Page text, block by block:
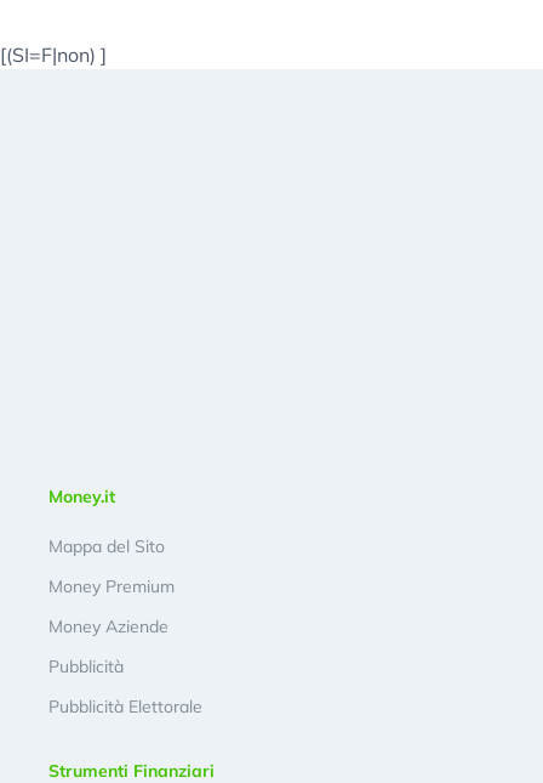
[(SI=F|non) ]
Money.it
Mappa del Sito
Money Premium
Money Aziende
Pubblicità
Pubblicità Elettorale
Strumenti Finanziari